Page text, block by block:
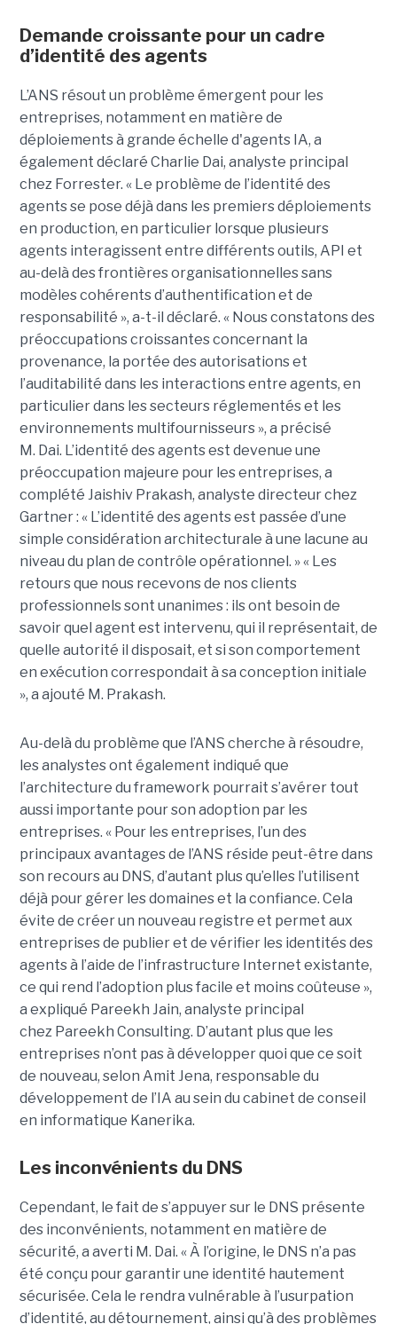
Demande croissante pour un cadre
d’identité des agents
L’ANS résout un problème émergent pour les
entreprises, notamment en matière de
déploiements à grande échelle d'agents IA, a
également déclaré Charlie Dai, analyste principal
chez Forrester. « Le problème de l’identité des
agents se pose déjà dans les premiers déploiements
en production, en particulier lorsque plusieurs
agents interagissent entre différents outils, API et
au-delà des frontières organisationnelles sans
modèles cohérents d’authentification et de
responsabilité », a-t-il déclaré. « Nous constatons des
préoccupations croissantes concernant la
provenance, la portée des autorisations et
l’auditabilité dans les interactions entre agents, en
particulier dans les secteurs réglementés et les
environnements multifournisseurs », a précisé
M. Dai. L’identité des agents est devenue une
préoccupation majeure pour les entreprises, a
complété Jaishiv Prakash, analyste directeur chez
Gartner : « L’identité des agents est passée d’une
simple considération architecturale à une lacune au
niveau du plan de contrôle opérationnel. »« Les
retours que nous recevons de nos clients
professionnels sont unanimes : ils ont besoin de
savoir quel agent est intervenu, qui il représentait, de
quelle autorité il disposait, et si son comportement
en exécution correspondait à sa conception initiale
», a ajouté M. Prakash.
Au-delà du problème que l’ANS cherche à résoudre,
les analystes ont également indiqué que
l’architecture du framework pourrait s’avérer tout
aussi importante pour son adoption par les
entreprises. « Pour les entreprises, l’un des
principaux avantages de l’ANS réside peut-être dans
son recours au DNS, d’autant plus qu’elles l’utilisent
déjà pour gérer les domaines et la confiance. Cela
évite de créer un nouveau registre et permet aux
entreprises de publier et de vérifier les identités des
agents à l’aide de l’infrastructure Internet existante,
ce qui rend l’adoption plus facile et moins coûteuse »,
a expliqué Pareekh Jain, analyste principal
chez Pareekh Consulting. D’autant plus que les
entreprises n’ont pas à développer quoi que ce soit
de nouveau, selon Amit Jena, responsable du
développement de l’IA au sein du cabinet de conseil
en informatique Kanerika.
Les inconvénients du DNS
Cependant, le fait de s’appuyer sur le DNS présente
des inconvénients, notamment en matière de
sécurité, a averti M. Dai. « À l’origine, le DNS n’a pas
été conçu pour garantir une identité hautement
sécurisée. Cela le rendra vulnérable à l’usurpation
d’identité, au détournement, ainsi qu’à des problèmes